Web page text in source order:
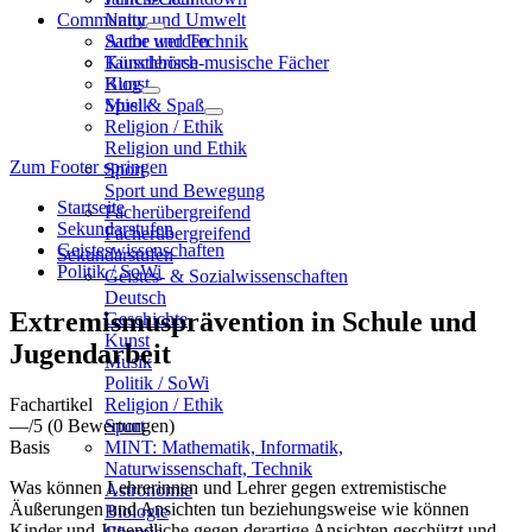
Natur und Umwelt
Sache und Technik
Künstlerisch-musische Fächer
Kunst
Musik
Religion / Ethik
Religion und Ethik
Sport
Sport und Bewegung
Fächerübergreifend
Fächerübergreifend
Sekundarstufen
Geistes- & Sozialwissenschaften
Deutsch
Geschichte
Kunst
Musik
Politik / SoWi
Religion / Ethik
Sport
MINT: Mathematik, Informatik,
Naturwissenschaft, Technik
Astronomie
Biologie
Community
Autor werden
Tauschbörse
Blog
Spiel & Spaß
Zum Footer springen
Startseite
Sekundarstufen
Geisteswissenschaften
Politik / SoWi
Extremismusprävention in Schule und
Jugendarbeit
Fachartikel
—/5 (0 Bewertungen)
Basis
Was können Lehrerinnen und Lehrer gegen extremistische
Äußerungen und Ansichten tun beziehungsweise wie können